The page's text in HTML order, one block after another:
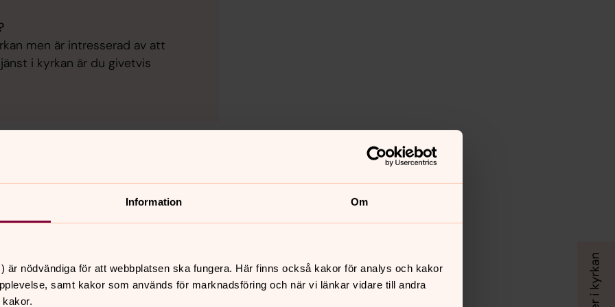
Information Om
är nödvändiga för att webbplatsen ska fungera. Här finns också kakor för analys och kakor
samt kakor som används för marknadsföring och när vi länkar vidare till andra
men är intresserad av att
i kyrkan är du givetvis
för marknadsföring.